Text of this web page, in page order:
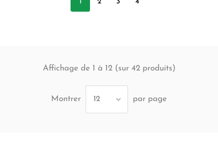
1 2 3 4
Affichage de 1 à 12 (sur 42produits)
Montrer 12 par page